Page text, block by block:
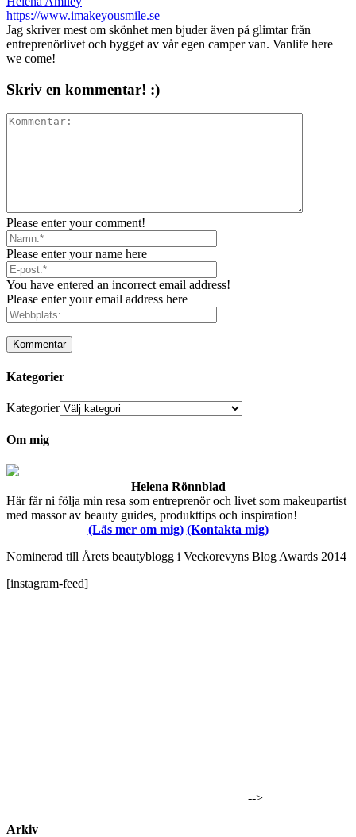
https://www.imakeyousmile.se
Jag skriver mest om skönhet men bjuder även på glimtar från
entreprenörlivet och bygget av vår egen camper van. Vanlife here
we come!
Skriv en kommentar! :)
Please enter your comment!
Please enter your name here
You have entered an incorrect email address!
Please enter your email address here
Kategorier
Kategorier
Om mig
Helena Rönnblad
Här får ni följa min resa som entreprenör och livet som makeupartist
med massor av beauty guides, produkttips och inspiration!
(Läs mer om mig) (Kontakta mig)
Nominerad till Årets beautyblogg i Veckorevyns Blog Awards 2014
[instagram-feed]
-->
Arkiv